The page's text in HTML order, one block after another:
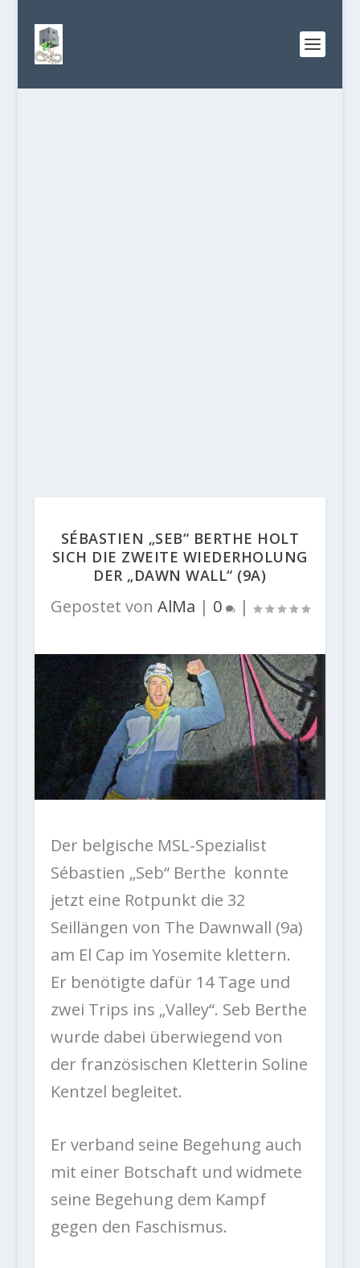
SÉBASTIEN „SEB“ BERTHE HOLT
SICH DIE ZWEITE WIEDERHOLUNG
DER „DAWN WALL“ (9A)
Gepostet von AlMa | 0 |
Der belgische MSL-Spezialist
Sébastien „Seb“ Berthe konnte
jetzt eine Rotpunkt die 32
Seillängen von The Dawnwall (9a)
am El Cap im Yosemite klettern.
Er benötigte dafür 14 Tage und
zwei Trips ins „Valley“. Seb Berthe
wurde dabei überwiegend von
der französischen Kletterin Soline
Kentzel begleitet.
Er verband seine Begehung auch
mit einer Botschaft und widmete
seine Begehung dem Kampf
gegen den Faschismus.